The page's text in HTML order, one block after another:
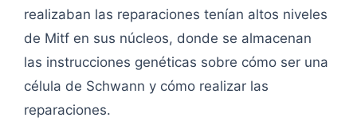
realizaban las reparaciones tenían altos niveles
de Mitf en sus núcleos, donde se almacenan
las instrucciones genéticas sobre cómo ser una
célula de Schwann y cómo realizar las
reparaciones.